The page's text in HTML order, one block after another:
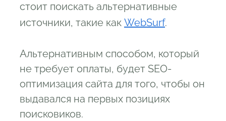
стоит поискать альтернативные
источники, такие как WebSurf.
Альтернативным способом, который
не требует оплаты, будет SEO-
оптимизация сайта для того, чтобы он
выдавался на первых позициях
поисковиков.